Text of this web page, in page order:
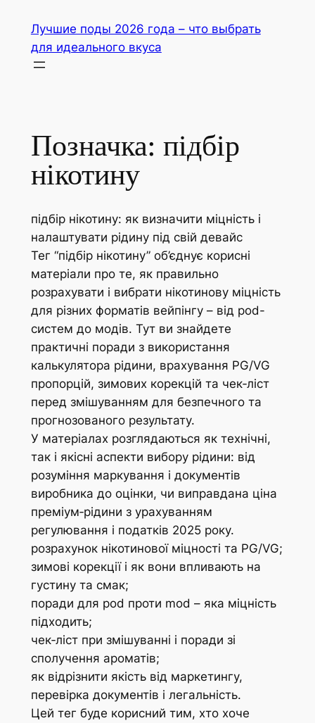
вмісту
Лучшие поды 2026 года – что выбрать
для идеального вкуса
Позначка: підбір
нікотину
підбір нікотину: як визначити міцність і
налаштувати рідину під свій девайс
Тег “підбір нікотину” об’єднує корисні
матеріали про те, як правильно
розрахувати і вибрати нікотинову міцність
для різних форматів вейпінгу – від pod-
систем до модів. Тут ви знайдете
практичні поради з використання
калькулятора рідини, врахування PG/VG
пропорцій, зимових корекцій та чек‑ліст
перед змішуванням для безпечного та
прогнозованого результату.
У матеріалах розглядаються як технічні,
так і якісні аспекти вибору рідини: від
розуміння маркування і документів
виробника до оцінки, чи виправдана ціна
преміум‑рідини з урахуванням
регулювання і податків 2025 року.
розрахунок нікотинової міцності та PG/VG;
зимові корекції і як вони впливають на
густину та смак;
поради для pod проти mod – яка міцність
підходить;
чек‑ліст при змішуванні і поради зі
сполучення ароматів;
як відрізнити якість від маркетингу,
перевірка документів і легальність.
Цей тег буде корисний тим, хто хоче